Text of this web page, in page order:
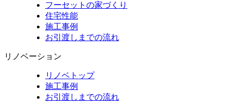
フーセットの家づくり
住宅性能
施工事例
お引渡しまでの流れ
リノベーション
リノベトップ
施工事例
お引渡しまでの流れ